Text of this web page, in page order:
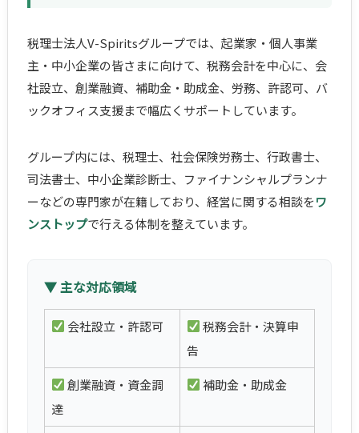
税理士法人V-Spiritsグループでは、起業家・個人事業
主・中小企業の皆さまに向けて、税務会計を中心に、会
社設立、創業融資、補助金・助成金、労務、許認可、バ
ックオフィス支援まで幅広くサポートしています。
グループ内には、税理士、社会保険労務士、行政書士、
司法書士、中小企業診断士、ファイナンシャルプランナ
ーなどの専門家が在籍しており、経営に関する相談をワ
ンストップで行える体制を整えています。
▼ 主な対応領域
会社設立・許認可
税務会計・決算申
告
創業融資・資金調
達
補助金・助成金